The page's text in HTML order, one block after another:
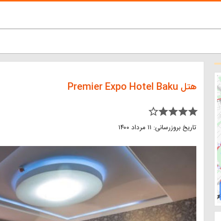
هتل Premier Expo Hotel Baku
star_border star star star star
تاریخ بروزرسانی: ۱۱ مرداد ۱۴۰۰